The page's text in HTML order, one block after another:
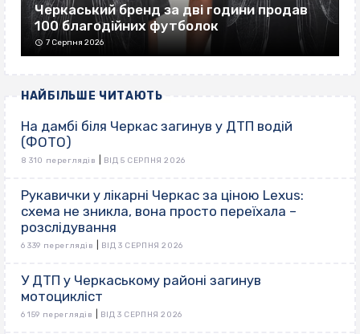
Черкаський бренд за дві години продав
100 благодійних футболок
7 Серпня 2026
НАЙБІЛЬШЕ ЧИТАЮТЬ
На дамбі біля Черкас загинув у ДТП водій
(ФОТО)
8 310 переглядів ВІД 5 СЕРПНЯ 2026
Рукавички у лікарні Черкас за ціною Lexus:
схема не зникла, вона просто переїхала –
розслідування
6 339 переглядів ВІД 3 СЕРПНЯ 2026
У ДТП у Черкаському районі загинув
мотоцикліст
6 159 переглядів ВІД 3 СЕРПНЯ 2026